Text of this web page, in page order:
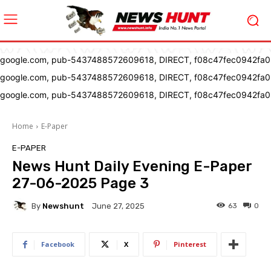
google.com, pub-5437488572609618, DIRECT, f08c47fec0942fa0
google.com, pub-5437488572609618, DIRECT, f08c47fec0942fa0
google.com, pub-5437488572609618, DIRECT, f08c47fec0942fa0
Home E-Paper
E-PAPER
News Hunt Daily Evening E-Paper
27-06-2025 Page 3
By Newshunt June 27, 2025 0
63
Facebook X Pinterest